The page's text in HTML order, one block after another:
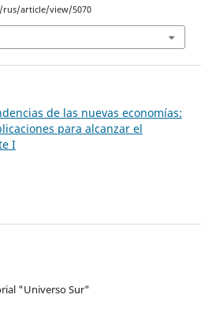
article/view/5070
de las nuevas economías:
para alcanzar el
I
"Universo Sur"